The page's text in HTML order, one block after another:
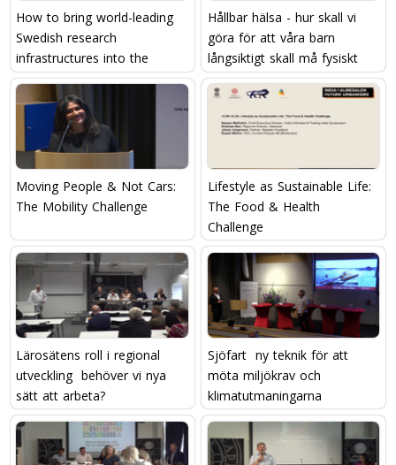
How to bring world-leading
Swedish research
infrastructures into the
future?
Hållbar hälsa - hur skall vi
göra för att våra barn
långsiktigt skall må fysiskt
och psykisk bra?
Moving People & Not Cars:
The Mobility Challenge
Lifestyle as Sustainable Life:
The Food & Health
Challenge
Lärosätens roll i regional
utveckling  behöver vi nya
sätt att arbeta?
Sjöfart  ny teknik för att
möta miljökrav och
klimatutmaningarna